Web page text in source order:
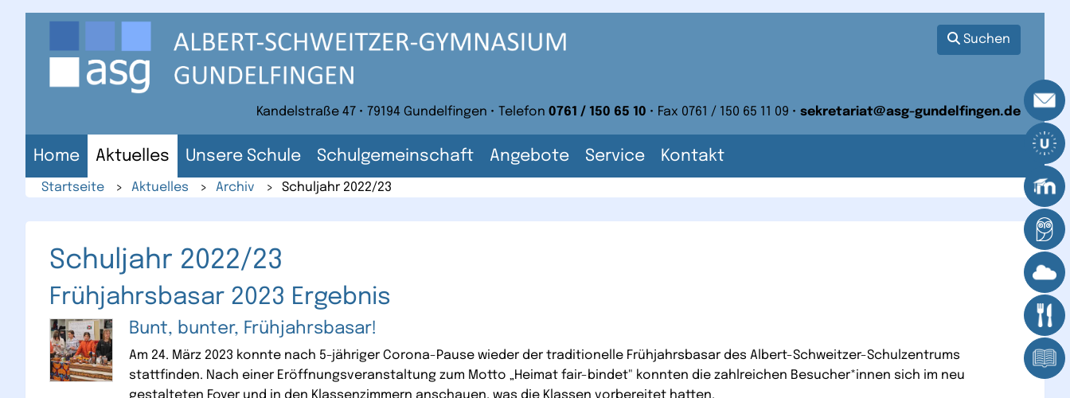
Suchen
Kandelstraße 47 • 79194 Gundelfingen • Telefon 0761 / 150 65 10 • Fax 0761 / 150 65 11 09 • sekretariat@asg-gundelfingen.de
Home Aktuelles Unsere Schule Schulgemeinschaft Angebote Service Kontakt
Startseite > Aktuelles > Archiv > Schuljahr 2022/23
Schuljahr 2022/23
Frühjahrsbasar 2023 Ergebnis
Bunt, bunter, Frühjahrsbasar!
Am 24. März 2023 konnte nach 5-jähriger Corona-Pause wieder der traditionelle Frühjahrsbasar des Albert-Schweitzer-Schulzentrums
stattfinden. Nach einer Eröffnungsveranstaltung zum Motto „Heimat fair-bindet" konnten die zahlreichen Besucher*innen sich im neu
gestalteten Foyer und in den Klassenzimmern anschauen, was die Klassen vorbereitet hatten.